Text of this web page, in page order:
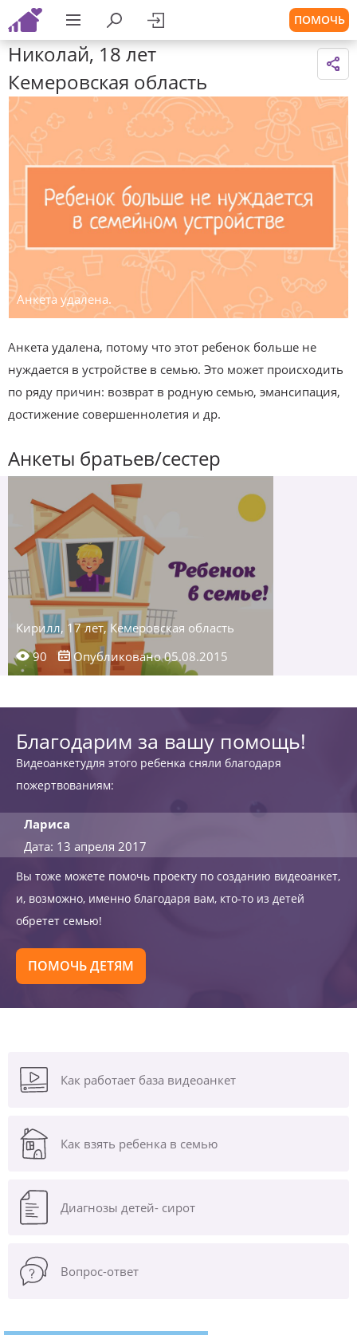
ПОМОЧЬ
Николай, 18 лет
Кемеровская область
Анкета удалена.
Анкета удалена, потому что этот ребенок больше не
нуждается в устройстве в семью. Это может происходить
по ряду причин: возврат в родную семью, эмансипация,
достижение совершеннолетия и др.
Анкеты братьев/сестер
Кирилл, 17 лет, Кемеровская область
90
Опубликовано 05.08.2015
Благодарим за вашу помощь!
Видеоанкетудля этого ребенка сняли благодаря
пожертвованиям:
Лариса
Дата: 13 апреля 2017
Вы тоже можете помочь проекту по созданию видеоанкет,
и, возможно, именно благодаря вам, кто-то из детей
обретет семью!
ПОМОЧЬ ДЕТЯМ
Как работает база видеоанкет
Как взять ребенка в семью
Диагнозы детей- сирот
Вопрос-ответ